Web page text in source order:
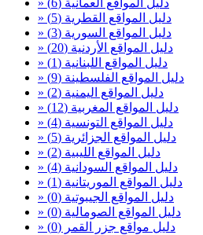
» دليل المواقع العمانية (6)
» دليل المواقع القطرية (5)
» دليل المواقع السورية (3)
» دليل المواقع الأردنية (20)
» دليل المواقع اللبنانية (1)
» دليل المواقع الفلسطينة (9)
» دليل المواقع اليمنية (2)
» دليل المواقع المغربية (12)
» دليل المواقع التونسية (4)
» دليل المواقع الجزائرية (5)
» دليل المواقع الليبية (2)
» دليل المواقع السودانية (4)
» دليل المواقع الموريتانية (1)
» دليل المواقع الجيبوتية (0)
» دليل المواقع الصومالية (0)
» دليل مواقع جزر القمر (0)